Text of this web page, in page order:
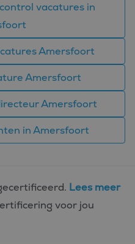
vacatures in
Amersfoort
Amersfoort
Amersfoort
in Amersfoort
Lees meer
voor jou